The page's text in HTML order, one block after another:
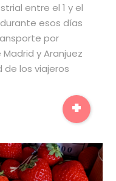
entre el 1 y el
esos días
por
y Aranjuez
de los viajeros
+